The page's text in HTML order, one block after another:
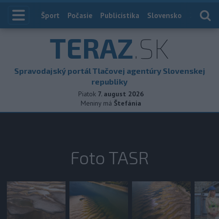
Index
Šport Počasie Publicistika Slovensko
TERAZ.SK
Spravodajský portál Tlačovej agentúry Slovenskej
republiky
Piatok 7. august 2026
Meniny má Štefánia
Foto TASR